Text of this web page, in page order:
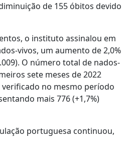
de 155 óbitos devido
o instituto assinalou em
vivos, um aumento de 2,0%
O número total de nados-
sete meses de 2022
no mesmo período
mais 776 (+1,7%)
portuguesa continuou,